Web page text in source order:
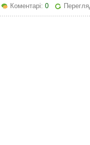
Коментарі: 0